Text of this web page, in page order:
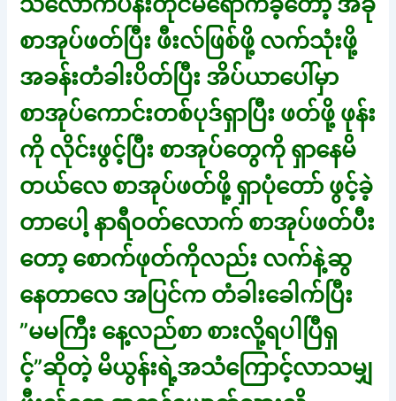
စာအုပ်ဖတ်ပြီး ဖီးလ်ဖြစ်ဖို့ လက်သုံးဖို့
အခန်းတံခါးပိတ်ပြီး အိပ်ယာပေါ်မှာ
စာအုပ်ကောင်းတစ်ပုဒ်ရှာပြီး ဖတ်ဖို့ ဖုန်း
ကို လိုင်းဖွင့်ပြီး စာအုပ်တွေကို ရှာနေမိ
တယ်လေ စာအုပ်ဖတ်ဖို့ ရှာပုံတော် ဖွင့်ခဲ့
တာပေါ့ နာရီဝတ်လောက် စာအုပ်ဖတ်ပီး
တော့ စောက်ဖုတ်ကိုလည်း လက်နဲ့ဆွ
နေတာလေ အပြင်က တံခါးခေါက်ပြီး
”မမကြီး နေ့လည်စာ စားလို့ရပါပြီရှ
င့်”ဆိုတဲ့ မိယွန်းရဲ့အသံကြောင့်လာသမျှ